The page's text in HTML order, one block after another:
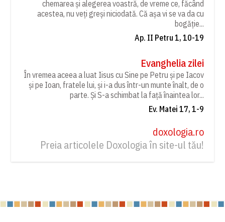
chemarea și alegerea voastră, de vreme ce, făcând
acestea, nu veți greși niciodată. Că așa vi se va da cu
bogăție...
Ap. II Petru 1, 10-19
Evanghelia zilei
În vremea aceea a luat Iisus cu Sine pe Petru și pe Iacov
și pe Ioan, fratele lui, și i-a dus într-un munte înalt, de o
parte. Și S-a schimbat la față înaintea lor...
Ev. Matei 17, 1-9
doxologia.ro
Preia articolele Doxologia în site-ul tău!